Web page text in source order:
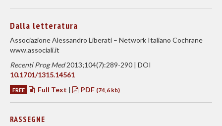
Dalla letteratura
Associazione Alessandro Liberati – Network Italiano Cochrane
www.associali.it
Recenti Prog Med2013;104(7):289-290 | DOI
10.1701/1315.14561
FREE Full Text | PDF (74,6 kb)
RASSEGNE